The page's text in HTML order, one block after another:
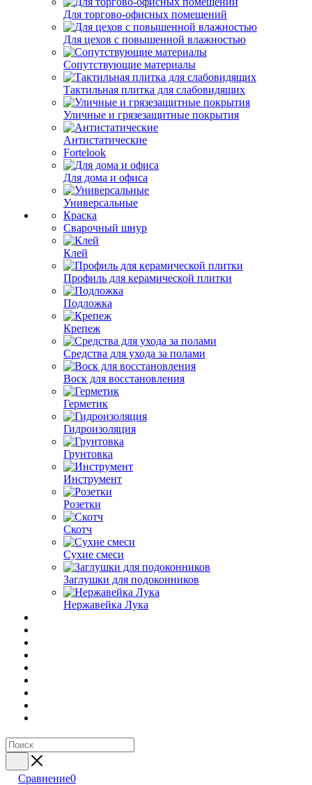
Для торгово-офисных помещений
Для цехов с повышенной влажностью
Сопутствующие материалы
Тактильная плитка для слабовидящих
Уличные и грязезащитные покрытия
Антистатические
Fortelook
Для дома и офиса
Универсальные
Краска
Сварочный шнур
Клей
Профиль для керамической плитки
Подложка
Крепеж
Средства для ухода за полами
Воск для восстановления
Герметик
Гидроизоляция
Грунтовка
Инструмент
Розетки
Скотч
Сухие смеси
Заглушки для подоконников
Нержавейка Лука
Сравнение0